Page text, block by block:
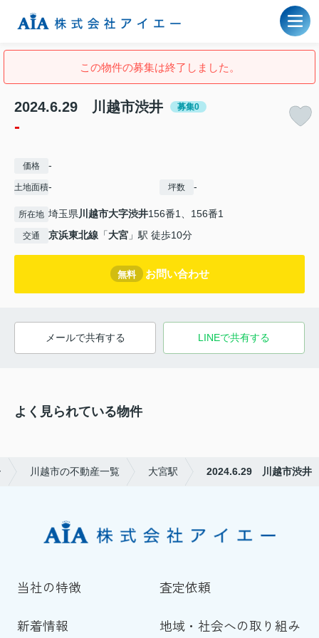
この物件の募集は終了しました。
2024.6.29 川越市渋井 募集0
-
価格 -
土地面積- 坪数 -
所在地 埼玉県川越市大字渋井156番1、156番1
交通 京浜東北線 「大宮 」駅 徒歩10分
無料 お問い合わせ
メールで共有する LINEで共有する
よく見られている物件
川越市の不動産一覧 大宮駅 2024.6.29 川越市渋井
当社の特徴 査定依頼
新着情報 地域・社会への取り組み